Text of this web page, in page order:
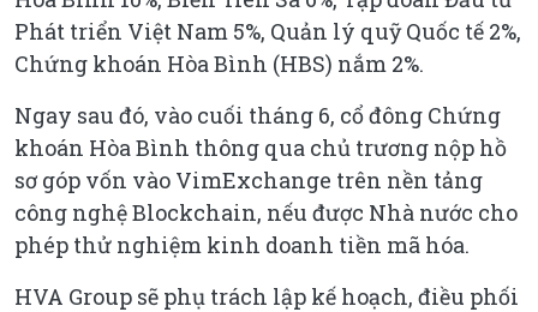
Phát triển Việt Nam 5%, Quản lý quỹ Quốc tế 2%,
Chứng khoán Hòa Bình (HBS) nắm 2%.
Ngay sau đó, vào cuối tháng 6, cổ đông Chứng
khoán Hòa Bình thông qua chủ trương nộp hồ
sơ góp vốn vào VimExchange trên nền tảng
công nghệ Blockchain, nếu được Nhà nước cho
phép thử nghiệm kinh doanh tiền mã hóa.
HVA Group sẽ phụ trách lập kế hoạch, điều phối